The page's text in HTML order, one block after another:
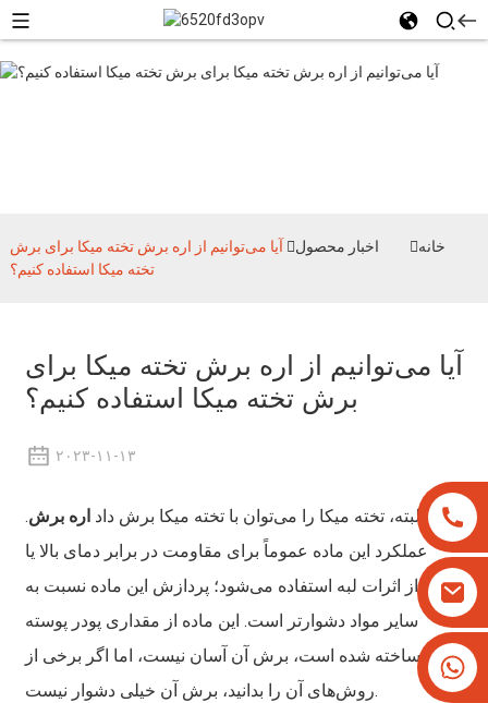
‎+۸۶۱۳۸۲۵۷۹۳۳۴‎
‎+۱۶۲۶۶۶۲۸۱۹۳‎
خانه اخبار محصول
آیا می‌توانیم از اره برش تخته میکا برای برش
تخته میکا استفاده کنیم؟
آیا می‌توانیم از اره برش تخته میکا برای
برش تخته میکا استفاده کنیم؟
۲۰۲۳-۱۱-۱۳
البته، تخته میکا را می‌توان با تخته میکا برش داد اره برش.
عملکرد این ماده عموماً برای مقاومت در برابر دمای بالا یا
برخی از اثرات لبه استفاده می‌شود؛ پردازش این ماده نسبت به
سایر مواد دشوارتر است. این ماده از مقداری پودر پوسته
ساخته شده است، برش آن آسان نیست، اما اگر برخی از
روش‌های آن را بدانید، برش آن خیلی دشوار نیست.